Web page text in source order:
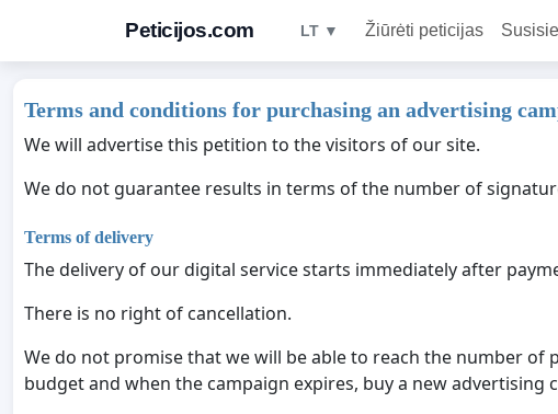
Peticijos.com LT ▼ Žiūrėti peticijas
Terms and conditions for purchasing an advertising
We will advertise this petition to the visitors of our site.
We do not guarantee results in terms of the number of
Terms of delivery
The delivery of our digital service starts immediately after
There is no right of cancellation.
We do not promise that we will be able to reach the number
budget and when the campaign expires, buy a new advertising